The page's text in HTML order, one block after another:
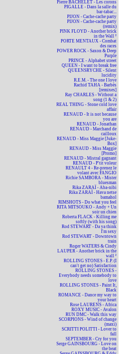
Pierre BACHELET - Les corons
PIGALLE - Dans la salle du
bar-tabac...
PIJON - Cache-cache party
PIJON - Cache-cache party
(remix)
PINK FLOYD - Another brick
in the Wall ²
PORTE MENTAUX - Combat
des races
POWER ROCK - Saxon & Deep
Purple
PRINCE - Alphabet street
QUEEN - I want to break free
QUEENSRYCHE - Silent
lucidity
R.E.M. - The one I love
Rachid TAHA - Barbès
[remixes]
Ray CHARLES - Without a
song (1 & 2)
REAL THING - Stone cold love
affair
RENAUD - It is not because
you are
RENAUD - Jonathan
RENAUD - Marchand de
cailloux
RENAUD - Miss Maggie [Juke-
Box]
RENAUD - Miss Maggie
[Promo]
RENAUD - Mistral gagnant
RENAUD - P'tit voleur
RENAULT 4 - Re-prenez le
volant avec FANGIO
Richie SAMBORA - Mister
bluesman
Rika ZARAÏ - Aba-nibi
Rika ZARAÏ - Hava netse
bamahol
RIMSHOTS - Do what you feel
RITA MITSOUKO - Andy + Un
soir un chien
Roberta FLACK - Killing me
softly (with his song)
Rod STEWART - Da ya think
I'm sexy
Rod STEWART - Downtown
train
Roger WATERS & Cindy
LAUPER - Another brick in the
wall ²
ROLLING STONES - E.P. (I
can't get no) Satisfaction
ROLLING STONES -
Everybody needs somebody to
love
ROLLING STONES - Paint It,
Black
ROMANCE - Dance my way to
your heart
Rose LAURENS - Africa
ROXY MUSIC - Avalon
RUN DMC - Walk this way
SCORPIONS - Wind of change
(maxi)
SCRITTI POLITTI - Lover to
fall
SEPTEMBER - Cry for you
Serge GAINSBOURG - Love on
the beat